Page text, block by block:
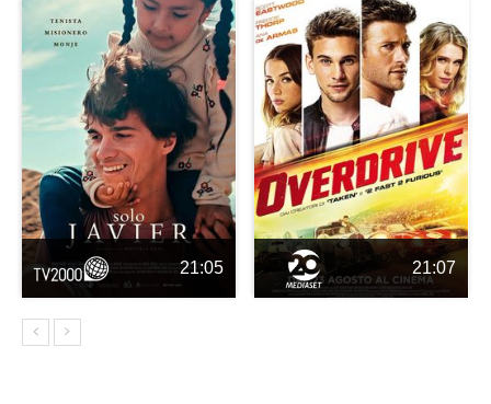
21:05 21:07